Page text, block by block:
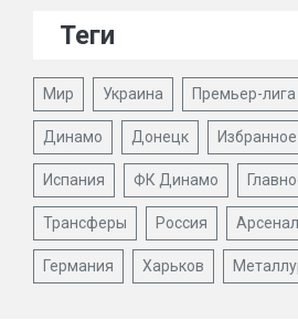
Теги
Мир Украина Премьер-лига
Динамо Донецк Избранное
Испания ФК Динамо
Трансферы Россия Арсенал
Германия Харьков